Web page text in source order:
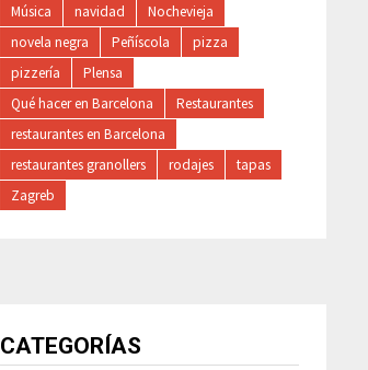
Música
navidad
Nochevieja
novela negra
Peñíscola
pizza
pizzería
Plensa
Qué hacer en Barcelona
Restaurantes
restaurantes en Barcelona
restaurantes granollers
rodajes
tapas
Zagreb
CATEGORÍAS